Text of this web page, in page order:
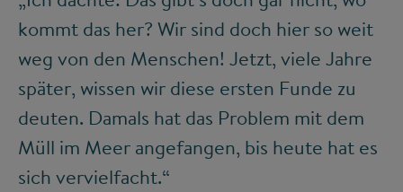
kommt das her? Wir sind doch hier so weit
weg von den Menschen! Jetzt, viele Jahre
später, wissen wir diese ersten Funde zu
deuten. Damals hat das Problem mit dem
Müll im Meer angefangen, bis heute hat es
sich vervielfacht.“